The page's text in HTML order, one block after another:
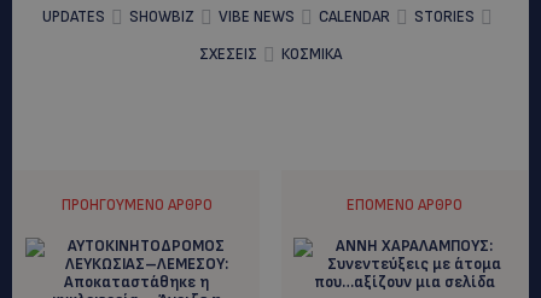
UPDATES SHOWBIZ VIBE NEWS CALENDAR
STORIES
ΣΧΕΣΕΙΣ
ΚΟΣΜΙΚΑ
ΠΡΟΗΓΟΎΜΕΝΟ ΆΡΘΡΟ ΕΠΌΜΕΝΟ ΆΡΘΡΟ